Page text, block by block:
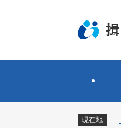
先
す
現在地